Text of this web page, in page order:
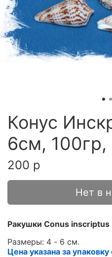
Конус
6см, 100гр,
200 р
Нет в
Ракушки Conus inscriptus
Размеры: 4 - 6 см.
Цена указана за